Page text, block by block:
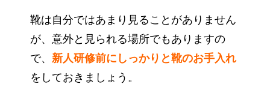
靴は自分ではあまり見ることがありません
が、意外と見られる場所でもありますの
で、 新人研修前にしっかりと靴のお手入れ
をしておきましょう。